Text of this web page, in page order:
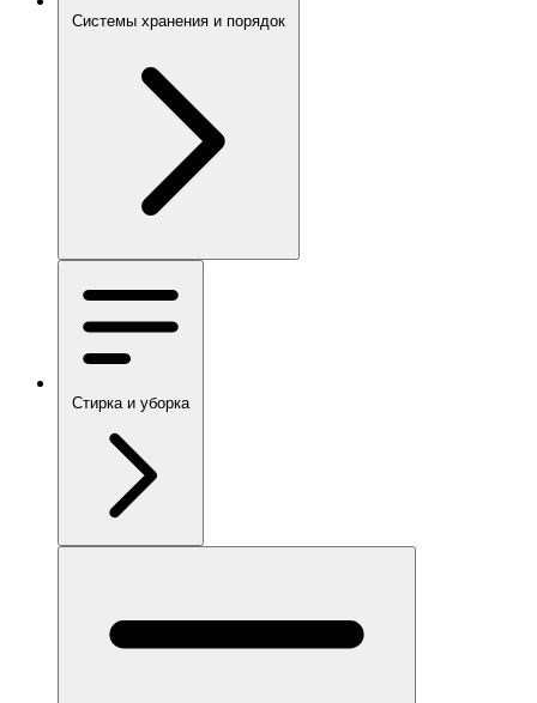
Системы хранения и порядок
Стирка и уборка